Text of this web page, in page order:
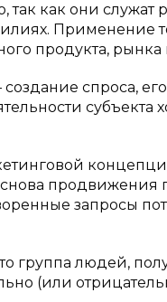
так как они
продукта,
спроса,
запросы
группа людей,
(или